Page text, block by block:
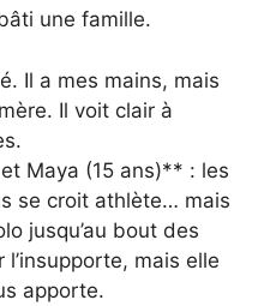
une famille.
Il a mes mains, mais
Il voit clair à
Maya (15 ans)** : les
se croit athlète… mais
jusqu’au bout des
l’insupporte, mais elle
apporte.